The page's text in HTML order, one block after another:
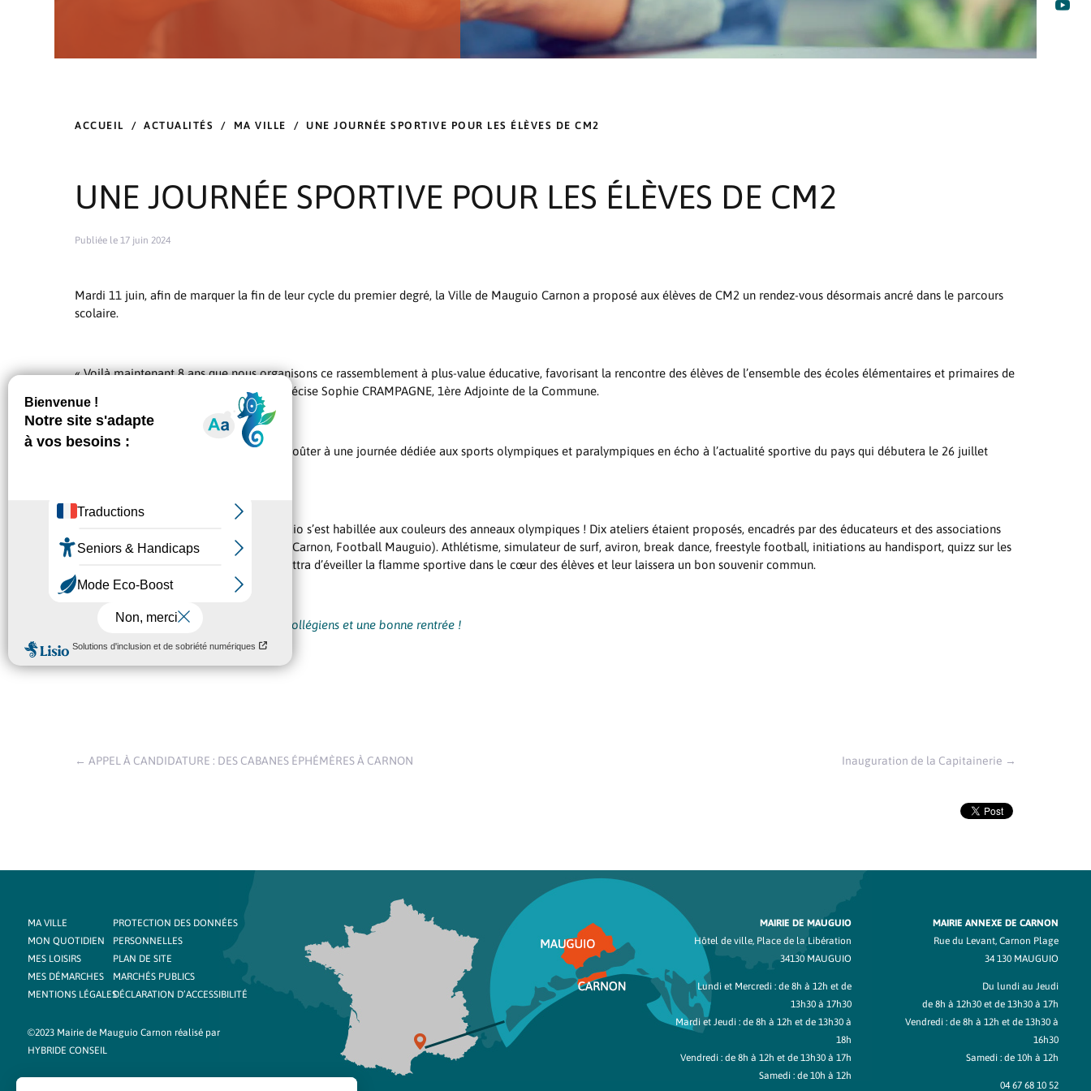

ACCUEIL / ACTUALITÉS / MA VILLE / UNE JOURNÉE SPORTIVE POUR LES ÉLÈVES DE CM2
UNE JOURNÉE SPORTIVE POUR LES ÉLÈVES DE CM2
Publiée le 17 juin 2024
Mardi 11 juin, afin de marquer la fin de leur cycle du premier degré, la Ville de Mauguio Carnon a proposé aux élèves de CM2 un rendez-vous désormais ancré dans le parcours
scolaire.
« Voilà maintenant 8 ans que nous organisons ce rassemblement à plus-value éducative, favorisant la rencontre des élèves de l’ensemble des écoles élémentaires et primaires de
la ville avant leur rentrée au collège », précise Sophie CRAMPAGNE, 1ère Adjointe de la Commune.
Ainsi, ce sont plus de 200 élèves ont pu goûter à une journée dédiée aux sports olympiques et paralympiques en écho à l’actualité sportive du pays qui débutera le 26 juillet
Ce jour-là, la Plaine des Sports de Mauguio s’est habillée aux couleurs des anneaux olympiques ! Dix ateliers étaient proposés, encadrés par des éducateurs et des associations
partenaires (Athlétisme Mauguio, Aviron Carnon, Football Mauguio). Athlétisme, simulateur de surf, aviron, break dance, freestyle football, initiations au handisport, quizz sur les
JO, … Nul doute que cette journée permettra d’éveiller la flamme sportive dans le cœur des élèves et leur laissera un bon souvenir commun.
La Ville souhaite un bel été à ces futurs collégiens et une bonne rentrée !
← APPEL À CANDIDATURE : DES CABANES ÉPHÉMÈRES À CARNON Inauguration de la Capitainerie →
MA VILLE
MON QUOTIDIEN
MES LOISIRS
MES DÉMARCHES
MENTIONS LÉGALES
©2023 Mairie de Mauguio Carnon réalisé par
HYBRIDE CONSEIL
PROTECTION DES DONNÉES
PERSONNELLES
PLAN DE SITE
MARCHÉS PUBLICS
DÉCLARATION D’ACCESSIBILITÉ
MAIRIE DE MAUGUIO
Hôtel de ville, Place de la Libération
34130 MAUGUIO
Lundi et Mercredi : de 8h à 12h et de
13h30 à 17h30
Mardi et Jeudi : de 8h à 12h et de 13h30 à
18h
Vendredi : de 8h à 12h et de 13h30 à 17h
Samedi : de 10h à 12h
MAIRIE ANNEXE DE CARNON
Rue du Levant, Carnon Plage
34 130 MAUGUIO
Du lundi au Jeudi
de 8h à 12h30 et de 13h30 à 17h
Vendredi : de 8h à 12h et de 13h30 à
16h30
Samedi : de 10h à 12h
04 67 68 10 52